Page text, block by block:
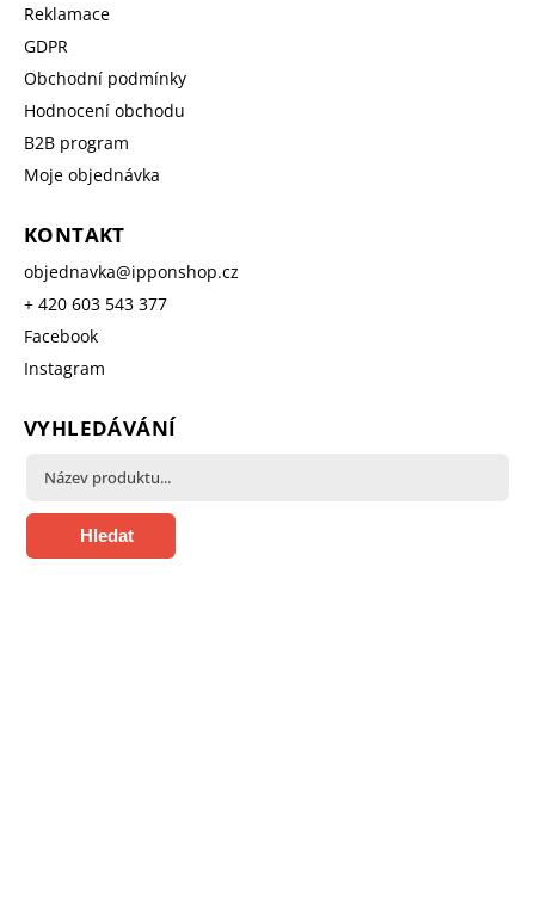
Reklamace
GDPR
Obchodní podmínky
Hodnocení obchodu
B2B program
Moje objednávka
KONTAKT
objednavka@ipponshop.cz
+ 420 603 543 377
Facebook
Instagram
VYHLEDÁVÁNÍ
Hledat